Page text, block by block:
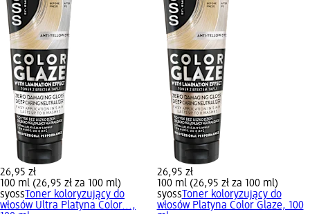
26,95 zł
100 ml (26,95 zł za 100 ml)
syoss Toner koloryzujący do
włosów Ultra Platyna Color...,
26,95 zł
100 ml (26,95 zł za 100 ml)
syoss Toner koloryzujący do
włosów Platyna Color Glaze, 100